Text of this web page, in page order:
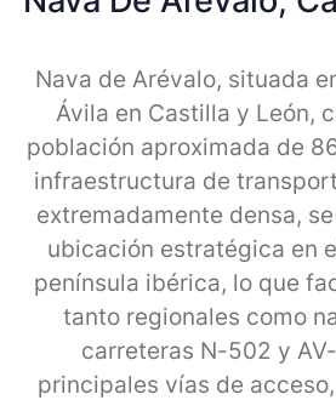
Nava de Arévalo, situada
Ávila en Castilla y León,
población aproximada de
infraestructura de
extremadamente densa,
ubicación estratégica en
península ibérica, lo que
tanto regionales como
carreteras N-502 y
principales vías de